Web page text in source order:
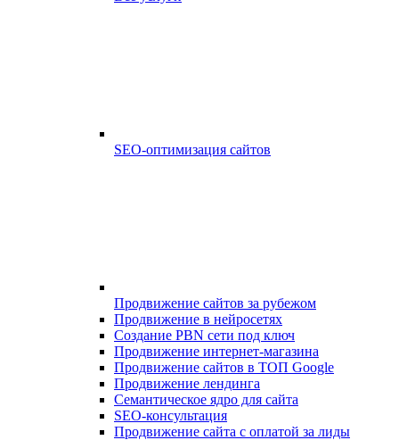
SEO-оптимизация сайтов
Продвижение сайтов за рубежом
Продвижение в нейросетях
Создание PBN сети под ключ
Продвижение интернет-магазина
Продвижение сайтов в ТОП Google
Продвижение лендинга
Семантическое ядро для сайта
SEO-консультация
Продвижение сайта с оплатой за лиды